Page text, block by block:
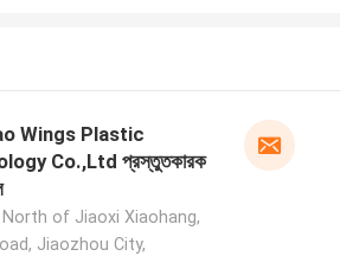
Wings Plastic
Co.,Ltd প্রস্তুতকারক
of Jiaoxi Xiaohang,
Jiaozhou City,